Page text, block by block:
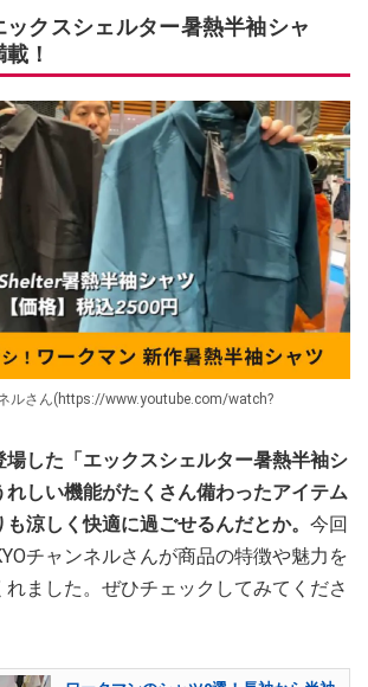
ックスシェルター暑熱半袖シャ
！
ルさん(https://www.youtube.com/watch?
場した「エックスシェルター暑熱半袖シ
れしい機能がたくさん備わったアイテム
涼しく快適に過ごせるんだとか。 今回
チャンネルさんが商品の特徴や魅力を
ました。ぜひチェックしてみてくださ